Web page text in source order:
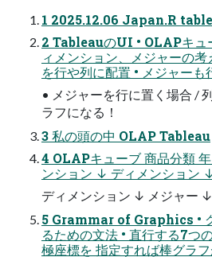
1 2025.12.06 Japan.R
2 TableauのUI • OLAPキュ
ィメンション、メジャーの考
を行や列に配置 • メジャーも
• メジャーを行に置く場合 /
ラフになる！
3 私の頭の中 OLAP Tableau
4 OLAPキューブ 商品分類
ンション ↓ ディメンション
ディメンション ↓ メジャー ↓
5 Grammar of Graphics •
るための文法 • 直行する7つ
極座標を 指定すれば棒グラ